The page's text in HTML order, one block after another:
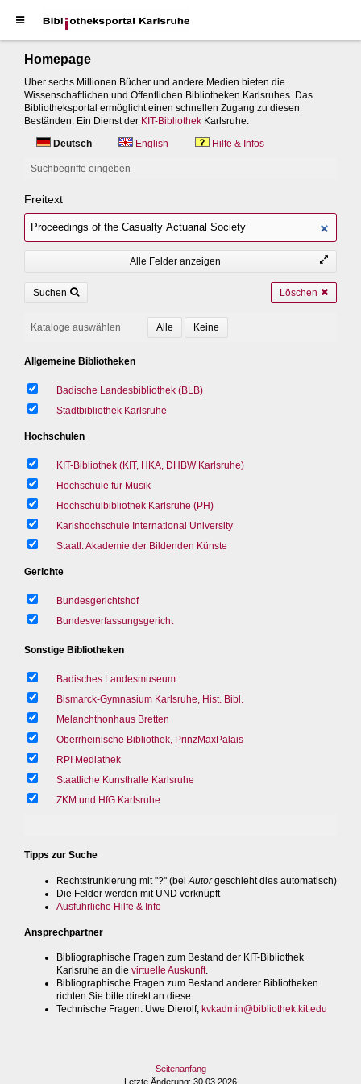
Homepage
Über sechs Millionen Bücher und andere Medien bieten die
Wissenschaftlichen und Öffentlichen Bibliotheken Karlsruhes. Das
Bibliotheksportal ermöglicht einen schnellen Zugang zu diesen
Beständen. Ein Dienst der KIT-Bibliothek Karlsruhe.
Deutsch
English Hilfe & Infos
Suchbegriffe eingeben
Freitext
Alle Felder anzeigen
Suchen Löschen
Kataloge auswählen
Allgemeine Bibliotheken
Badische Landesbibliothek (BLB)
Stadtbibliothek Karlsruhe
Hochschulen
KIT-Bibliothek (KIT, HKA, DHBW Karlsruhe)
Hochschule für Musik
Hochschulbibliothek Karlsruhe (PH)
Karlshochschule International University
Staatl. Akademie der Bildenden Künste
Gerichte
Bundesgerichtshof
Bundesverfassungsgericht
Sonstige Bibliotheken
Badisches Landesmuseum
Bismarck-Gymnasium Karlsruhe, Hist. Bibl.
Melanchthonhaus Bretten
Oberrheinische Bibliothek, PrinzMaxPalais
RPI Mediathek
Staatliche Kunsthalle Karlsruhe
ZKM und HfG Karlsruhe
Tipps zur Suche
Rechtstrunkierung mit "?" (bei Autorgeschieht dies automatisch)
Die Felder werden mit UND verknüpft
Ausführliche Hilfe & Info
Ansprechpartner
Bibliographische Fragen zum Bestand der KIT-Bibliothek
Karlsruhe an die virtuelle Auskunft.
Bibliographische Fragen zum Bestand anderer Bibliotheken
richten Sie bitte direkt an diese.
Technische Fragen: Uwe Dierolf, kvkadmin@bibliothek.kit.edu
Seitenanfang
Letzte Änderung: 30.03.2026